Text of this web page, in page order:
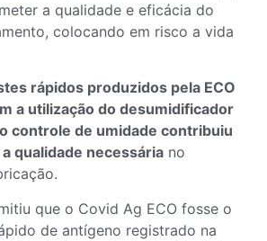
a qualidade e eficácia do
colocando em risco a vida
rápidos produzidos pela ECO
a utilização do desumidificador
controle de umidade contribuiu
qualidade necessária no
que o Covid Ag ECO fosse o
de antígeno registrado na